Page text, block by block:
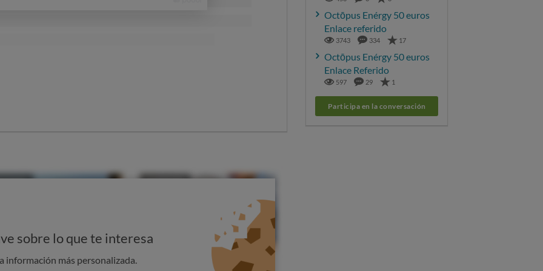
de la bomba de calor
que supone un consumo menor de energía con respecto
el suministro de gas o de otro combustible.
una energía renovable porque reduce las emisiones de
eléctrica limpia.
mantenimiento, ya que es un electrodoméstico más. No se
hay riesgo de emisiones tóxicas ni explosiones ni hay que
sobre lo que te interesa
información más personalizada.
Octōpus Enérgy 50 euros
Enlace referido
3743 334 17
Octōpus Enérgy 50 euros
Enlace Referido
597 29 1
Participa en la conversación